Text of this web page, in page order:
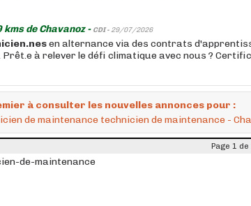
de Chavanoz - CDI - 29/07/2026
en alternance via des contrats
à relever le défi climatique avec nous ?
à consulter les nouvelles annonces pour :
de maintenance technicien de maintenance -
Page 1 de
de-maintenance